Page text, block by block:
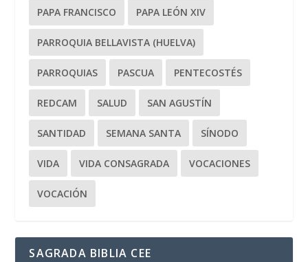
PAPA FRANCISCO PAPA LEÓN XIV
PARROQUIA BELLAVISTA (HUELVA)
PARROQUIAS PASCUA PENTECOSTÉS
REDCAM SALUD SAN AGUSTÍN
SANTIDAD SEMANA SANTA SÍNODO
VIDA VIDA CONSAGRADA VOCACIONES
VOCACIÓN
SAGRADA BIBLIA CEE